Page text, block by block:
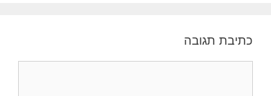
כתיבת תגובה